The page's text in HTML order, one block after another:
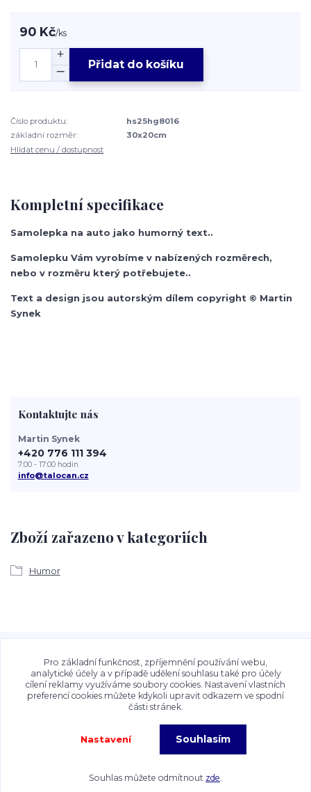
90 Kč/ks
Přidat do košíku
Číslo produktu:
hs25hg8016
základní rozměr:
30x20cm
Hlídat cenu / dostupnost
Kompletní specifikace
Samolepka na auto jako humorný text..
Samolepku Vám vyrobíme v nabízených rozměrech,
nebo v rozměru který potřebujete..
Text a design jsou autorským dílem copyright © Martin
Synek
Zboží zařazeno v kategoriích
Humor
Kontaktujte nás
Martin Synek
+420 776 111 394
7:00 - 17:00 hodin
info@talocan.cz
obsah zveřejněný na stránkách Talocan.cz a
CeskeSamolepky.cz jsou chráněny autorským právem. Jejich
použití bez předchozího písemného souhlasu provozovatele
je zakázáno.
Vytvořeno na
Eshop-rychle.cz
Pro základní funkčnost, zpříjemnění používání webu,
analytické účely a v případě udělení souhlasu také pro účely
cílení reklamy využíváme soubory cookies. Nastavení vlastních
preferencí cookies můžete kdykoli upravit odkazem ve spodní
části stránek.
Nastavení Souhlasím
Souhlas můžete odmítnout zde